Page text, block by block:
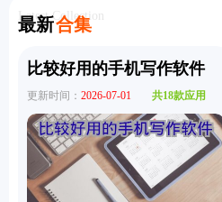
最新合集
Latest Collection
比较好用的手机写作软件
更新时间： 2026-07-01 共18款应用